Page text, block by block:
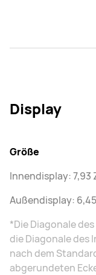
Display
Größe
Innendisplay: 7,93
Außendisplay:
*Die Diagonale
die Diagonale des
nach dem
abgerundeten